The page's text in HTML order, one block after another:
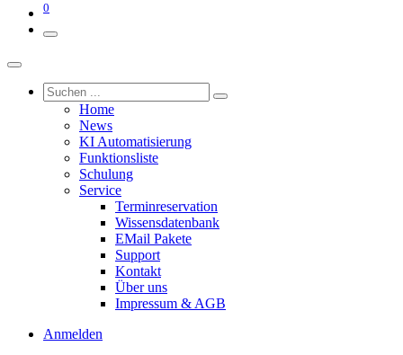
0
Home
News
KI Automatisierung
Funktionsliste
Schulung
Service
Terminreservation
Wissensdatenbank
EMail Pakete
Support
Kontakt
Über uns
Impressum & AGB
Anmelden